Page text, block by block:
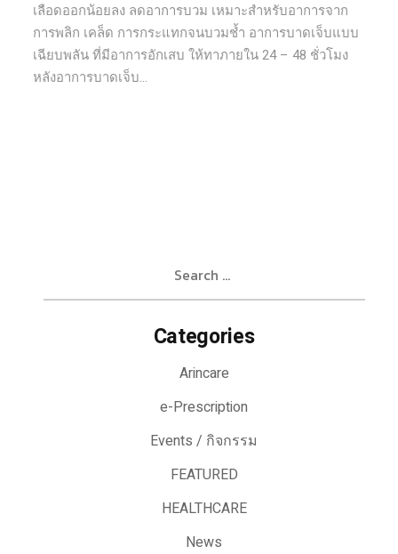
เลือดออกน้อยลง ลดอาการบวม เหมาะสำหรับอาการจาก
การพลิก เคล็ด การกระแทกจนบวมช้ำ อาการบาดเจ็บแบบ
เฉียบพลัน ที่มีอาการอักเสบ ให้ทาภายใน 24 – 48 ชั่วโมง
หลังอาการบาดเจ็บ...
Categories
Arincare
e-Prescription
Events / กิจกรรม
FEATURED
HEALTHCARE
News